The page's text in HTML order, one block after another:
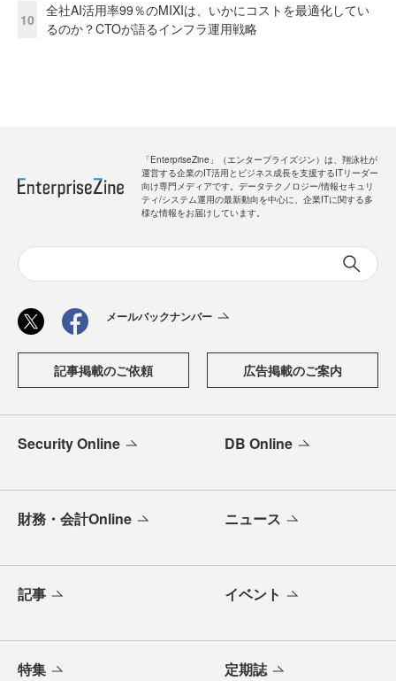
10
全社AI活用率99％のMIXIは、いかにコストを最適化してい
るのか？CTOが語るインフラ運用戦略
「EnterpriseZine」（エンタープライズジン）は、翔泳社が
運営する企業のIT活用とビジネス成長を支援するITリーダー
向け専門メディアです。データテクノロジー/情報セキュリ
ティ/システム運用の最新動向を中心に、企業ITに関する多
様な情報をお届けしています。
メールバックナンバー
記事掲載のご依頼 広告掲載のご案内
Security Online DB Online
財務・会計Online ニュース
記事 イベント
特集 定期誌